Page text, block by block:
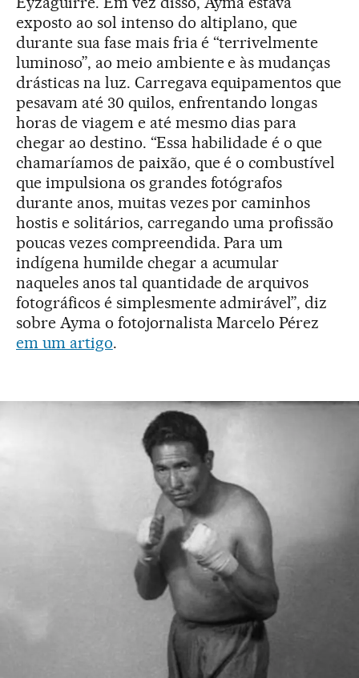
exposto ao sol intenso do altiplano, que
durante sua fase mais fria é “terrivelmente
luminoso”, ao meio ambiente e às mudanças
drásticas na luz. Carregava equipamentos que
pesavam até 30 quilos, enfrentando longas
horas de viagem e até mesmo dias para
chegar ao destino. “Essa habilidade é o que
chamaríamos de paixão, que é o combustível
que impulsiona os grandes fotógrafos
durante anos, muitas vezes por caminhos
hostis e solitários, carregando uma profissão
poucas vezes compreendida. Para um
indígena humilde chegar a acumular
naqueles anos tal quantidade de arquivos
fotográficos é simplesmente admirável”, diz
sobre Ayma o fotojornalista Marcelo Pérez
em um artigo.